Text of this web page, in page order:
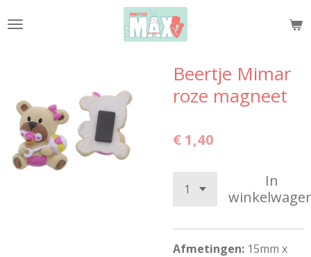
direct
Beertje Mimar
roze magneet
€ 1,40
In
Afmetingen: 15mm x